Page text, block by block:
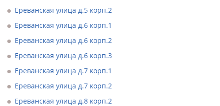
Ереванская улица д.5 корп.2
Ереванская улица д.6 корп.1
Ереванская улица д.6 корп.2
Ереванская улица д.6 корп.3
Ереванская улица д.7 корп.1
Ереванская улица д.7 корп.2
Ереванская улица д.8 корп.2